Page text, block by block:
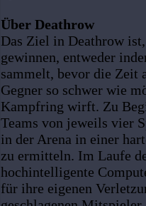
Über Deathrow
Das Ziel in Deathrow
gewinnen, entweder
sammelt, bevor die Zeit
Gegner so schwer wie
Kampfring wirft. Zu
Teams von jeweils vier
in der Arena in einer
zu ermitteln. Im Laufe
hochintelligente
für ihre eigenen